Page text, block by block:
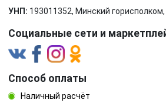
УНП: 193011352, Минский
Социальные сети и
Способ оплаты
Наличный расчёт